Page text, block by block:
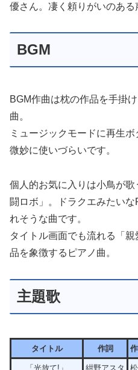
優さん。凄く頼りがいのある
BGM
BGM作曲は枕の作品を手掛
曲。
ミュージックモードに再生
微妙に使いづらいです。
個人的お気に入りは小鳥が
闘ロボ」。ドラクエみたい
れそうな曲です。
タイトル画面でも流れる「
品を象徴するピアノ曲。
主題歌
タイトル 作詞
「光放て!」 紺野アスタ